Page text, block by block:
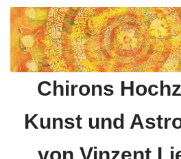
Zum
Inhalt
springen
Chirons
Kunst und